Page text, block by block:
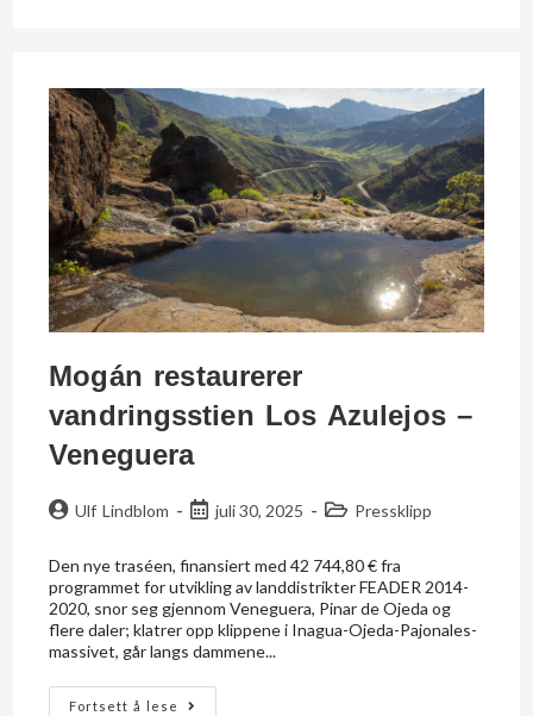
Mogán restaurerer
vandringsstien Los Azulejos –
Veneguera
Ulf Lindblom juli 30, 2025 Pressklipp
Den nye traséen, finansiert med 42 744,80 € fra
programmet for utvikling av landdistrikter FEADER 2014-
2020, snor seg gjennom Veneguera, Pinar de Ojeda og
flere daler; klatrer opp klippene i Inagua-Ojeda-Pajonales-
massivet, går langs dammene...
Fortsett å lese